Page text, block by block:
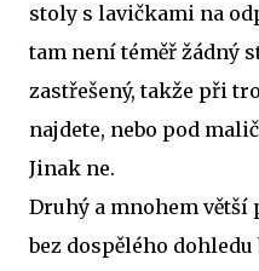
stoly s lavičkami na
tam není téměř žádný
zastřešený, takže při
najdete, nebo pod
Jinak ne.
Druhý a mnohem větší
bez dospělého